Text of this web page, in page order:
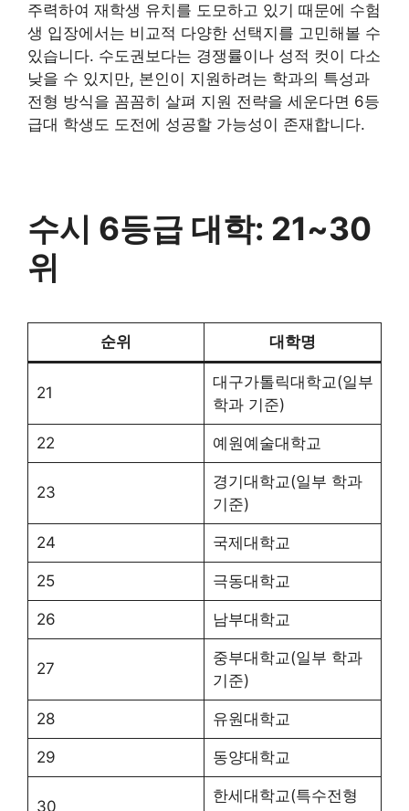
주력하여 재학생 유치를 도모하고 있기 때문에 수험
생 입장에서는 비교적 다양한 선택지를 고민해볼 수
있습니다. 수도권보다는 경쟁률이나 성적 컷이 다소
낮을 수 있지만, 본인이 지원하려는 학과의 특성과
전형 방식을 꼼꼼히 살펴 지원 전략을 세운다면 6등
급대 학생도 도전에 성공할 가능성이 존재합니다.
수시 6등급 대학: 21~30
위
순위 대학명
21
대구가톨릭대학교(일부
학과 기준)
22 예원예술대학교
23
경기대학교(일부 학과
기준)
24 국제대학교
25 극동대학교
26 남부대학교
27
중부대학교(일부 학과
기준)
28 유원대학교
29 동양대학교
30
한세대학교(특수전형